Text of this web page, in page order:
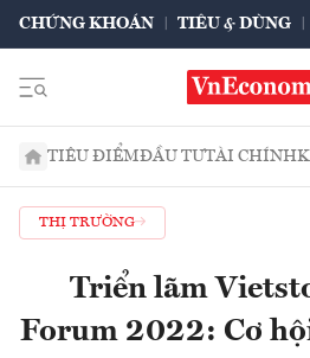
CHỨNG KHOÁN TIÊU & DÙNG
TIÊU ĐIỂMĐẦU TƯTÀI CHÍNH
THỊ TRƯỜNG
Triển lãm
Forum 2022: Cơ